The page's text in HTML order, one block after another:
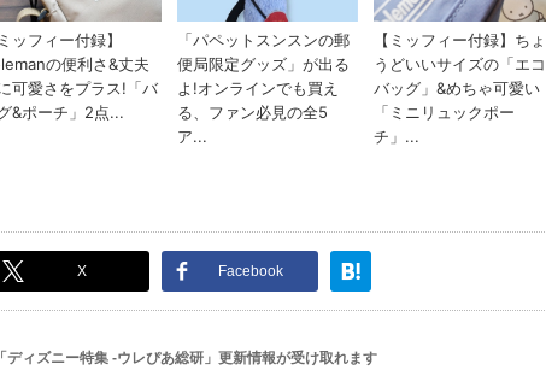
X Facebook
「ディズニー特集 -ウレぴあ総研」更新情報が受け取れます